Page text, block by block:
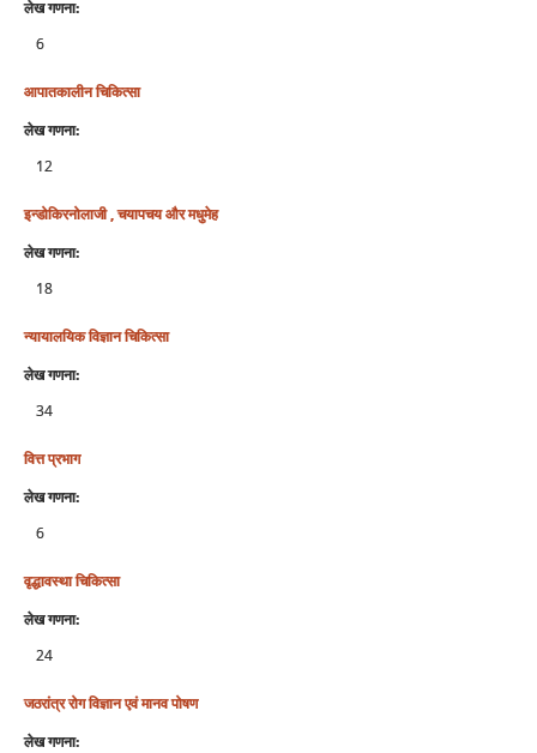
लेख गणना:
6
आपातकालीन चिकित्सा
लेख गणना:
12
इन्डोकिरनोलाजी , चयापचय और मधुमेह
लेख गणना:
18
न्‍यायालयिक विज्ञान चिकित्‍सा
लेख गणना:
34
वित्त प्रभाग
लेख गणना:
6
वृद्धावस्था चिकित्सा
लेख गणना:
24
जठरांत्र रोग विज्ञान एवं मानव पोषण
लेख गणना: